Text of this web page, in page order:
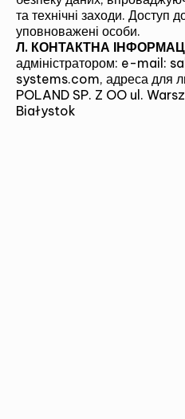
та технічні заходи. Доступ
уповноважені особи.
Л. КОНТАКТНА
адміністратором: e-mail:
systems.com, адреса для
POLAND SP. Z OO ul.
Białystok